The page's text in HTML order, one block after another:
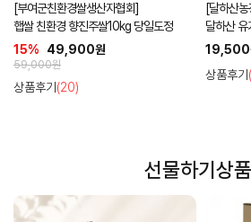
[부여군친환경쌀생산자협회]
햅쌀 친환경 향진주쌀10kg 당일도정
15%
49,900원
59,000원
상품후기 (20)
[달하산농
달하산
19,500
상품후기
선물하기상